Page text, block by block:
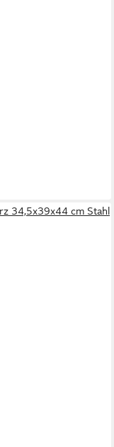
34,5x39x44 cm Stahl